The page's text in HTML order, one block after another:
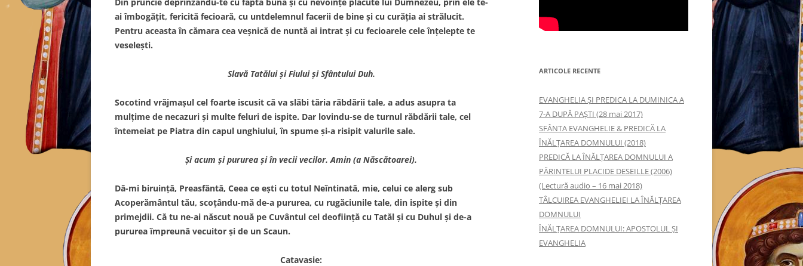
ai îmbogăţit, fericită fecioară, cu untdelemnul facerii de bine şi cu curăţia ai strălucit.
Pentru aceasta în cămara cea veşnică de nuntă ai intrat şi cu fecioarele cele înţelepte te
veseleşti.
Slavă Tatălui şi Fiului şi Sfântului Duh.
Socotind vrăjmaşul cel foarte iscusit că va slăbi tăria răbdării tale, a adus asupra ta
mulţime de necazuri şi multe feluri de ispite. Dar lovindu-se de turnul răbdării tale, cel
întemeiat pe Piatra din capul unghiului, în spume şi-a risipit valurile sale.
Şi acum şi pururea şi în vecii vecilor. Amin (a Născătoarei).
Dă-mi biruinţă, Preasfântă, Ceea ce eşti cu totul Neîntinată, mie, celui ce alerg sub
Acoperământul tău, scoţându-mă de-a pururea, cu rugăciunile tale, din ispite şi din
primejdii. Că tu ne-ai născut nouă pe Cuvântul cel deofiinţă cu Tatăl şi cu Duhul şi de-a
pururea împreună vecuitor şi de un Scaun.
Catavasie:
ARTICOLE RECENTE
EVANGHELIA ȘI PREDICA LA DUMINICA A
7-A DUPĂ PAȘTI (28 mai 2017)
SFÂNTA EVANGHELIE & PREDICĂ LA
ÎNĂLŢAREA DOMNULUI (2018)
PREDICĂ LA ÎNĂLŢAREA DOMNULUI A
PĂRINTELUI PLACIDE DESEILLE (2006)
(Lectură audio – 16 mai 2018)
TÂLCUIREA EVANGHELIEI LA ÎNĂLŢAREA
DOMNULUI
ÎNĂLŢAREA DOMNULUI: APOSTOLUL ȘI
EVANGHELIA